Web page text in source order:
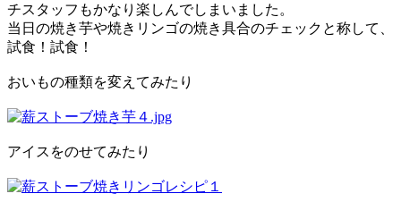
チスタッフもかなり楽しんでしまいました。
当日の焼き芋や焼きリンゴの焼き具合のチェックと称して、
試食！試食！
おいもの種類を変えてみたり
アイスをのせてみたり